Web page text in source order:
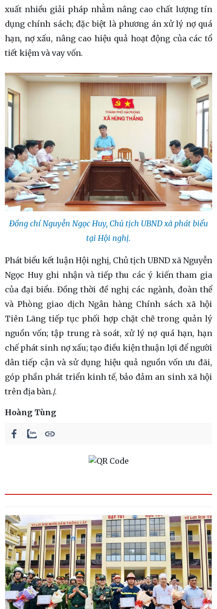
xuất nhiều giải pháp nhằm nâng cao chất lượng tín
dụng chính sách; đặc biệt là phương án xử lý nợ quá
hạn, nợ xấu, nâng cao hiệu quả hoạt động của các tổ
tiết kiệm và vay vốn.
Đồng chí Nguyễn Ngọc Huy, Chủ tịch UBND xã phát biểu
tại Hội nghị.
Phát biểu kết luận Hội nghị, Chủ tịch UBND xã Nguyễn
Ngọc Huy ghi nhận và tiếp thu các ý kiến tham gia
của đại biểu. Đồng thời đề nghị các ngành, đoàn thể
và Phòng giao dịch Ngân hàng Chính sách xã hội
Tiên Lãng tiếp tục phối hợp chặt chẽ trong quản lý
nguồn vốn; tập trung rà soát, xử lý nợ quá hạn, hạn
chế phát sinh nợ xấu; tạo điều kiện thuận lợi để người
dân tiếp cận và sử dụng hiệu quả nguồn vốn ưu đãi,
góp phần phát triển kinh tế, bảo đảm an sinh xã hội
trên địa bàn./.
Hoàng Tùng